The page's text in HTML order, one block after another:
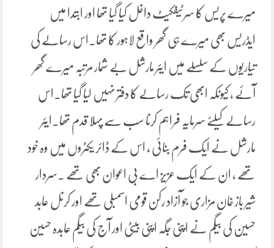
میرے پریس کا سرٹیفکیٹ داخل کیا گیا تھا اور ابتدا میں
ایڈریس بھی میرے ہی گھر واقع لاہور کا تھا۔اس رسالے کی
تیاریوں کے سلسلے میں ایئر مارشل بے شمار مرتبہ میرے گھر
آئے ، کیونکہ ابھی تک رسالے کا دفتر نہیں لیا گیا تھا۔اس
رسالے کیلئے سرمایہ فراہم کرنا سب سے پہلا قدم تھا۔ایئر
مارشل نے ایک فرم بنائی ، اس کے ڈائر یکٹروں میں وہ خود
تھے ، ان کے ایک عزیز اے بی اعوان بھی تھے ۔سردار
شیر باز خان مزاری جو آزاد رکن قومی اسمبلی تھے اور کرنل عابد
حسین کی بیگم نے اپنی جگہ اپنی بیٹی اور آج کی بیگم عابدہ حسین